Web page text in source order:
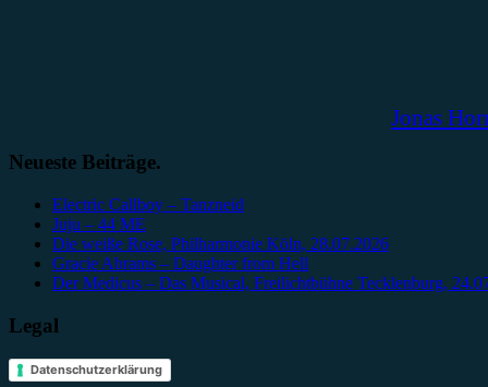
Jonas
Neueste Beiträge.
Electric Callboy – Tanzneid
Juju – 44 ME
Die weiße Rose, Philharmonie Köln, 28.07.2026
Gracie Abrams – Daughter from Hell
Der Medicus – Das Musical, Freilichtbühne Tecklenburg,
Legal
Datenschutzerklärung